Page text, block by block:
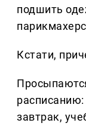
подшить
Кстати,
завтрак,